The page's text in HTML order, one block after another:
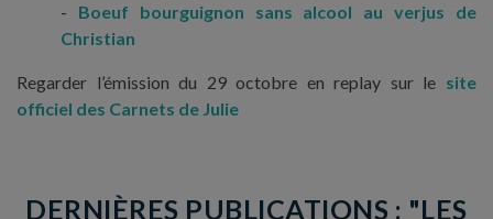
Boeuf bourguignon sans alcool au verjus de
Christian
Regarder l’émission du 29 octobre en replay sur le site
officiel des Carnets de Julie
DERNIÈRES PUBLICATIONS : "LES